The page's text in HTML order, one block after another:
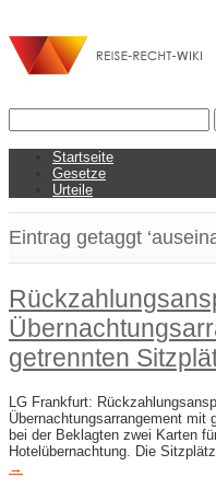
Startseite
Gesetze
Urteile
Eintrag getaggt
getrennten
LG Frankfurt:
Übernachtungsarrangement mit
bei der Beklagten zwei Karten
Hotelübernachtung. Die
→